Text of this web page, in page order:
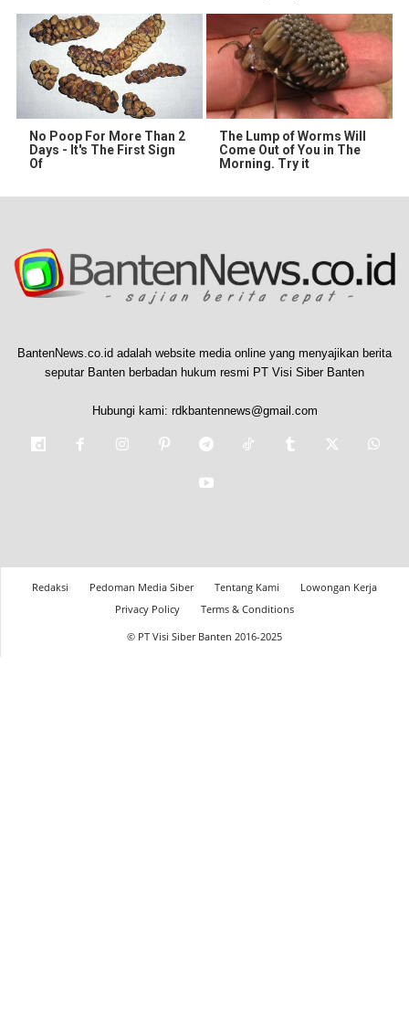
No Poop For More Than 2
Days - It's The First Sign
Of
The Lump of Worms Will
Come Out of You in The
Morning. Try it
BantenNews.co.id adalah website media online yang menyajikan berita
seputar Banten berbadan hukum resmi PT Visi Siber Banten
Hubungi kami: rdkbantennews@gmail.com
Redaksi Pedoman Media Siber Tentang Kami
Lowongan Kerja
Privacy Policy
Terms & Conditions
© PT Visi Siber Banten 2016-2025